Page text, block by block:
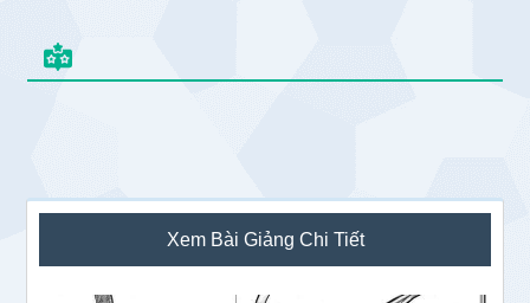
Sidebar
chính
Xem Bài Giảng Chi Tiết